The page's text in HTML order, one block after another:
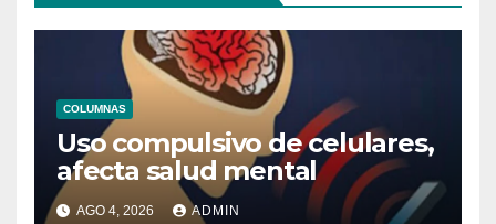
COLUMNAS
Uso compulsivo de celulares,
afecta salud mental
AGO 4, 2026 ADMIN